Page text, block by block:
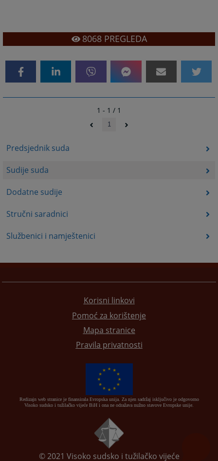
Predsjednik suda
Sudije suda
Dodatne sudije
Stručni saradnici
Službenici i namještenici
8068PREGLEDA
1 - 1 / 1
1
Korisni linkovi
Pomoć za korištenje
Mapa stranice
Pravila privatnosti
Redizajn web stranice je finansirala Evropska unija. Za njen sadržaj isključivo je odgovorno
Visoko sudsko i tužilačko vijeće BiH i ona ne odražava nužno stavove Evropske unije.
© 2021 Visoko sudsko i tužilačko vijeće